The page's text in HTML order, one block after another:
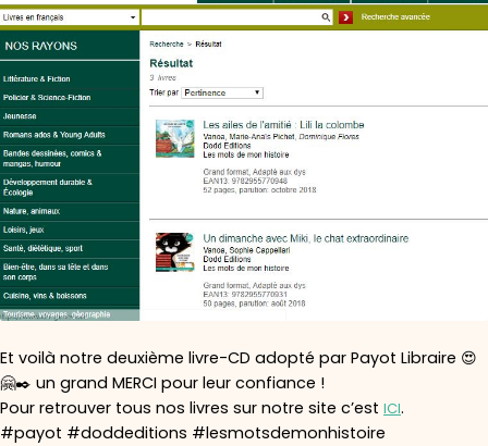
Et voilà notre deuxième livre-CD adopté par Payot Libraire 😍
🤗✒️ un grand MERCI pour leur confiance !
Pour retrouver tous nos livres sur notre site c’est ICI.
#payot #doddeditions #lesmotsdemonhistoire